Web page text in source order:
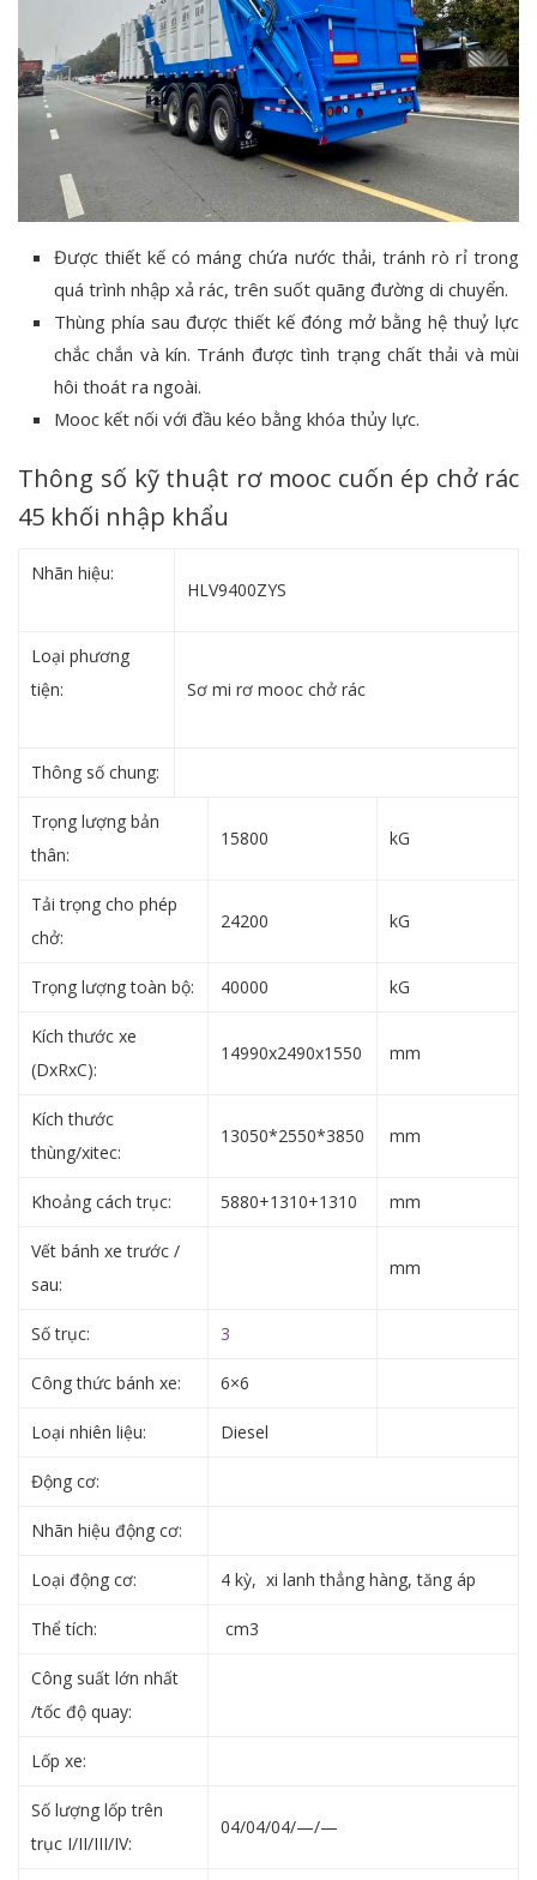
Được thiết kế có máng chứa nước thải, tránh rò rỉ trong
quá trình nhập xả rác, trên suốt quãng đường di chuyển.
Thùng phía sau được thiết kế đóng mở bằng hệ thuỷ lực
chắc chắn và kín. Tránh được tình trạng chất thải và mùi
hôi thoát ra ngoài.
Mooc kết nối với đầu kéo bằng khóa thủy lực.
Thông số kỹ thuật rơ mooc cuốn ép chở rác
45 khối nhập khẩu
Nhãn hiệu:
HLV9400ZYS
Loại phương
tiện:
Sơ mi rơ mooc chở rác
Thông số chung:
Trọng lượng bản
thân:
15800 kG
Tải trọng cho phép
chở:
24200 kG
Trọng lượng toàn bộ: 40000 kG
Kích thước xe
(DxRxC):
14990x2490x1550 mm
Kích thước
thùng/xitec:
13050*2550*3850 mm
Khoảng cách trục: 5880+1310+1310 mm
Vết bánh xe trước /
sau:
mm
Số trục: 3
Công thức bánh xe: 6×6
Loại nhiên liệu: Diesel
Động cơ:
Nhãn hiệu động cơ:
Loại động cơ: 4 kỳ, xi lanh thẳng hàng, tăng áp
Thể tích: cm3
Công suất lớn nhất
/tốc độ quay:
Lốp xe:
Số lượng lốp trên
trục I/II/III/IV:
04/04/04/—/—